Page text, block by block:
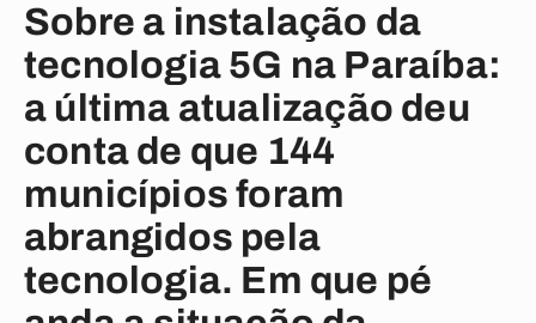
Sobre a instalação da
tecnologia 5G na Paraíba:
a última atualização deu
conta de que 144
municípios foram
abrangidos pela
tecnologia. Em que pé